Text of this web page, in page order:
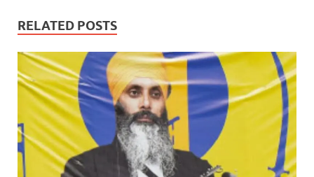
RELATED POSTS